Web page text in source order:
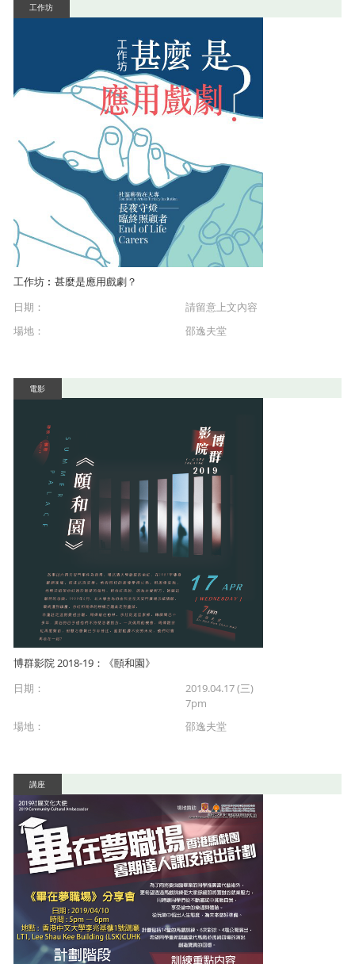
工作坊
工作坊︰甚麼是應用戲劇？
日期：
請留意上文內容
場地：
邵逸夫堂
電影
博群影院 2018-19：《頤和園》
日期：
2019.04.17 (三)
7pm
場地：
邵逸夫堂
講座